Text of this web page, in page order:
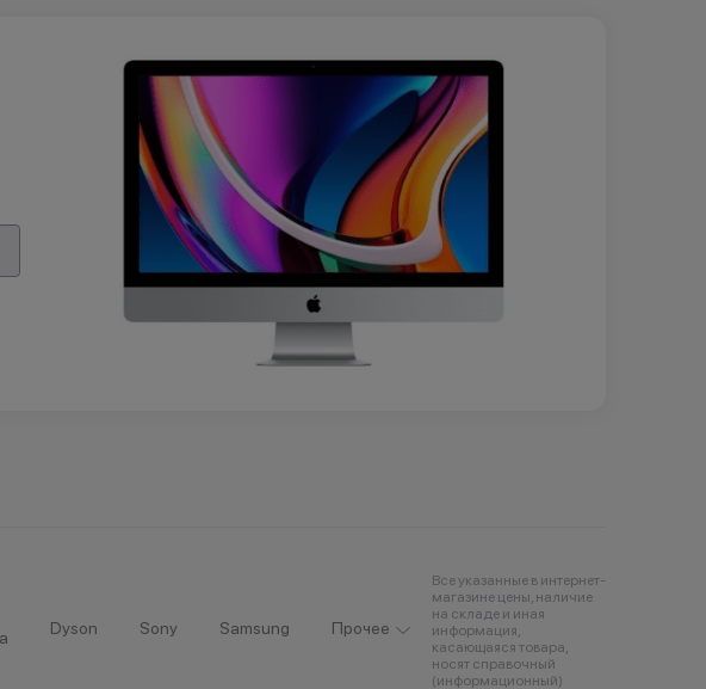
Dyson Sony Samsung Прочее
Все указанные в интернет-
магазине цены, наличие
на складе и иная
информация,
касающаяся товара,
носят справочный
(информационный)